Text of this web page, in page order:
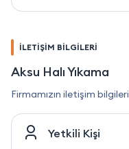
İLETİŞİM BİLGİLERİ
Aksu Halı Yıkama
Firmamızın iletişim bilgileri
Yetkili Kişi